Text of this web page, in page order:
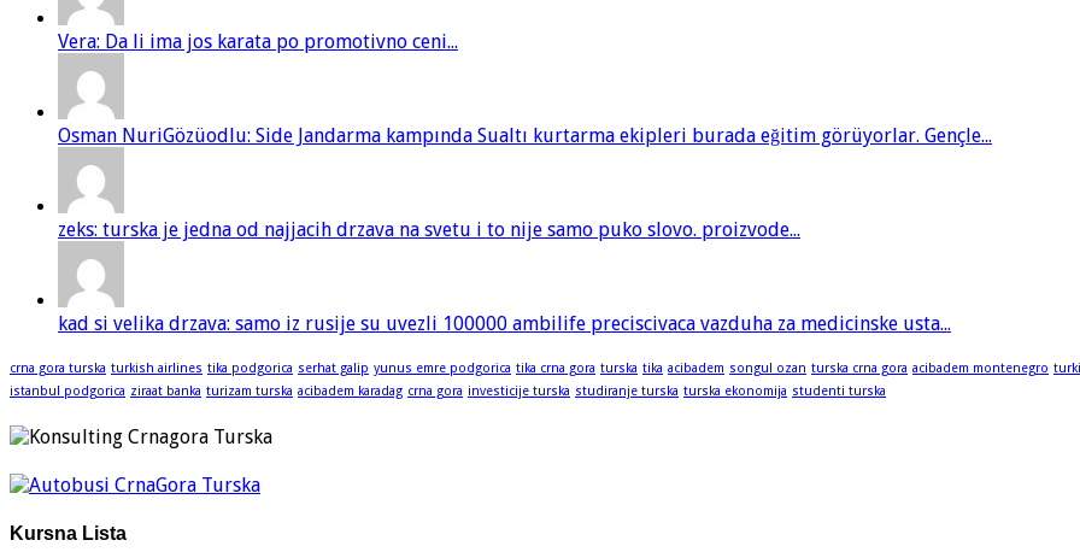
Vera: Da li ima jos karata po promotivno ceni...
Osman NuriGözüodlu: Side Jandarma kampında Sualtı kurtarma ekipleri burada eğitim görüyorlar. Gençle...
zeks: turska je jedna od najjacih drzava na svetu i to nije samo puko slovo. proizvode...
kad si velika drzava: samo iz rusije su uvezli 100000 ambilife preciscivaca vazduha za medicinske usta...
crna gora turska turkish airlines tika podgorica serhat galip yunus emre podgorica tika crna gora turska tika acibadem songul ozan turska crna gora acibadem montenegro
istanbul podgorica ziraat banka turizam turska acibadem karadag crna gora investicije turska studiranje turska turska ekonomija studenti turska
Kursna Lista